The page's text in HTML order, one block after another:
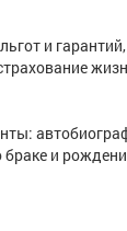
и
браке и